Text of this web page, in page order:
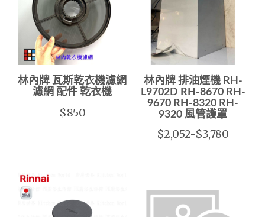
林內牌 瓦斯乾衣機濾網
濾網 配件 乾衣機
$850
林內牌 排油煙機 RH-
L9702D RH-8670 RH-
9670 RH-8320 RH-
9320 風管護罩
$2,052-$3,780